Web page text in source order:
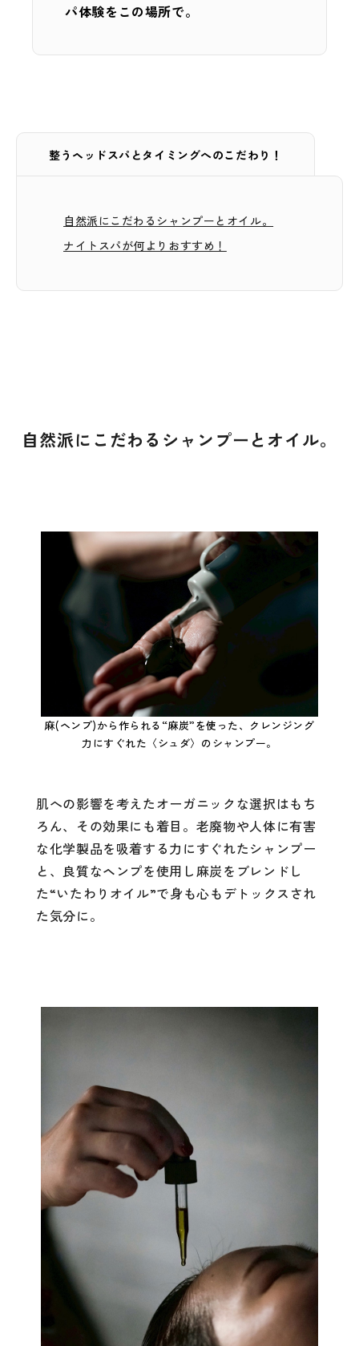
パ体験をこの場所で。
整うヘッドスパとタイミングへのこだわり！
自然派にこだわるシャンプーとオイル。
ナイトスパが何よりおすすめ！
自然派にこだわるシャンプーとオイル。
麻(ヘンプ)から作られる“麻炭”を使った、クレンジング
力にすぐれた〈シュダ〉のシャンプー。
肌への影響を考えたオーガニックな選択はもち
ろん、その効果にも着目。老廃物や人体に有害
な化学製品を吸着する力にすぐれたシャンプー
と、良質なヘンプを使用し麻炭をブレンドし
た“いたわりオイル”で身も心もデトックスされ
た気分に。